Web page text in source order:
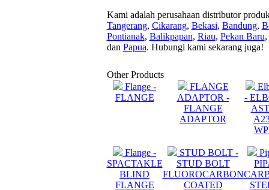
Kami adalah perusahaan distributor
Tangerang, Cikarang, Bekasi, Bandung,
Pontianak, Balikpapan, Riau, Pekan Baru,
dan Papua. Hubungi kami sekarang juga!
Other Products
Flange -
FLANGE
FLANGE
ADAPTOR -
FLANGE
ADAPTOR
-
Flange -
SPACTAKLE
BLIND
FLANGE
STUD BOLT -
STUD BOLT
FLUOROCARBON
COATED